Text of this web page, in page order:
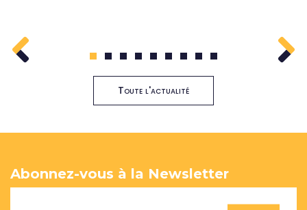
1 2 3 4 5 6 7 8 9
Toute l'actualité
Abonnez-vous à la Newsletter